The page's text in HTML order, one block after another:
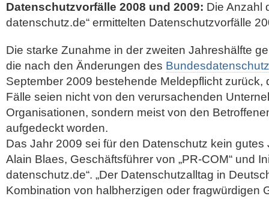
Datenschutzvorfälle 2008 und 2009: Die Anzahl
datenschutz.de“ ermittelten Datenschutzvorfälle
Die starke Zunahme in der zweiten Jahreshälfte
die nach den Änderungen des
September 2009 bestehende Meldepflicht zurück,
Fälle seien nicht von den verursachenden
Organisationen, sondern meist von den
aufgedeckt worden.
Das Jahr 2009 sei für den Datenschutz kein
Alain Blaes, Geschäftsführer von „PR-COM“ und
datenschutz.de“. „Der Datenschutzalltag in
Kombination von halbherzigen oder fragwürdigen